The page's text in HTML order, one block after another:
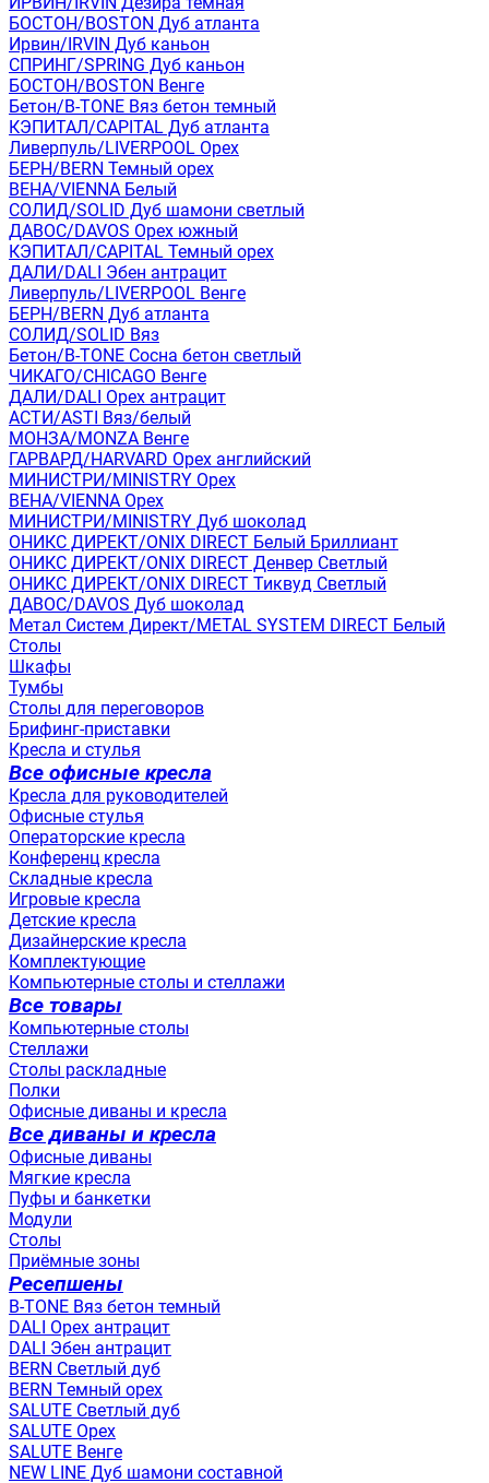
БОСТОН/BOSTON Дуб атланта
Ирвин/IRVIN Дуб каньон
СПРИНГ/SPRING Дуб каньон
БОСТОН/BOSTON Венге
Бетон/B-TONE Вяз бетон темный
КЭПИТАЛ/CAPITAL Дуб атланта
Ливерпуль/LIVERPOOL Орех
БЕРН/BERN Темный орех
ВЕНА/VIENNA Белый
СОЛИД/SOLID Дуб шамони светлый
ДАВОС/DAVOS Орех южный
КЭПИТАЛ/CAPITAL Темный орех
ДАЛИ/DALI Эбен антрацит
Ливерпуль/LIVERPOOL Венге
БЕРН/BERN Дуб атланта
СОЛИД/SOLID Вяз
Бетон/B-TONE Сосна бетон светлый
ЧИКАГО/CHICAGO Венге
ДАЛИ/DALI Орех антрацит
АСТИ/ASTI Вяз/белый
МОНЗА/MONZA Венге
ГАРВАРД/HARVARD Орех английский
МИНИСТРИ/MINISTRY Орех
ВЕНА/VIENNA Орех
МИНИСТРИ/MINISTRY Дуб шоколад
ОНИКС ДИРЕКТ/ONIX DIRECT Белый Бриллиант
ОНИКС ДИРЕКТ/ONIX DIRECT Денвер Светлый
ОНИКС ДИРЕКТ/ONIX DIRECT Тиквуд Светлый
ДАВОС/DAVOS Дуб шоколад
Метал Систем Директ/METAL SYSTEM DIRECT Белый
Столы
Шкафы
Тумбы
Столы для переговоров
Брифинг-приставки
Кресла и стулья
Все офисные кресла
Кресла для руководителей
Офисные стулья
Операторские кресла
Конференц кресла
Складные кресла
Игровые кресла
Детские кресла
Дизайнерские кресла
Комплектующие
Компьютерные столы и стеллажи
Все товары
Компьютерные столы
Стеллажи
Столы раскладные
Полки
Офисные диваны и кресла
Все диваны и кресла
Офисные диваны
Мягкие кресла
Пуфы и банкетки
Модули
Столы
Приёмные зоны
Ресепшены
B-TONE Вяз бетон темный
DALI Орех антрацит
DALI Эбен антрацит
BERN Светлый дуб
BERN Темный орех
SALUTE Светлый дуб
SALUTE Орех
SALUTE Венге
NEW LINE Дуб шамони составной